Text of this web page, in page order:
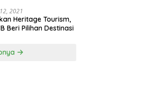
2021
Heritage Tourism,
Beri Pilihan Destinasi